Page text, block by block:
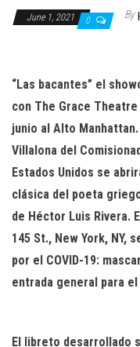
June 1, 2021 0 By
“Las bacantes” el
con The Grace
junio al Alto Manhattan.
Villalona del
Estados Unidos se
clásica del poeta
de Héctor Luis Rivera.
145 St., New York, NY,
por el COVID-19:
entrada general para
El libreto desarrollado